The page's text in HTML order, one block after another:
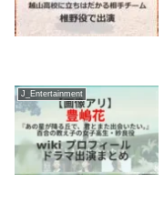
J_Entertainment